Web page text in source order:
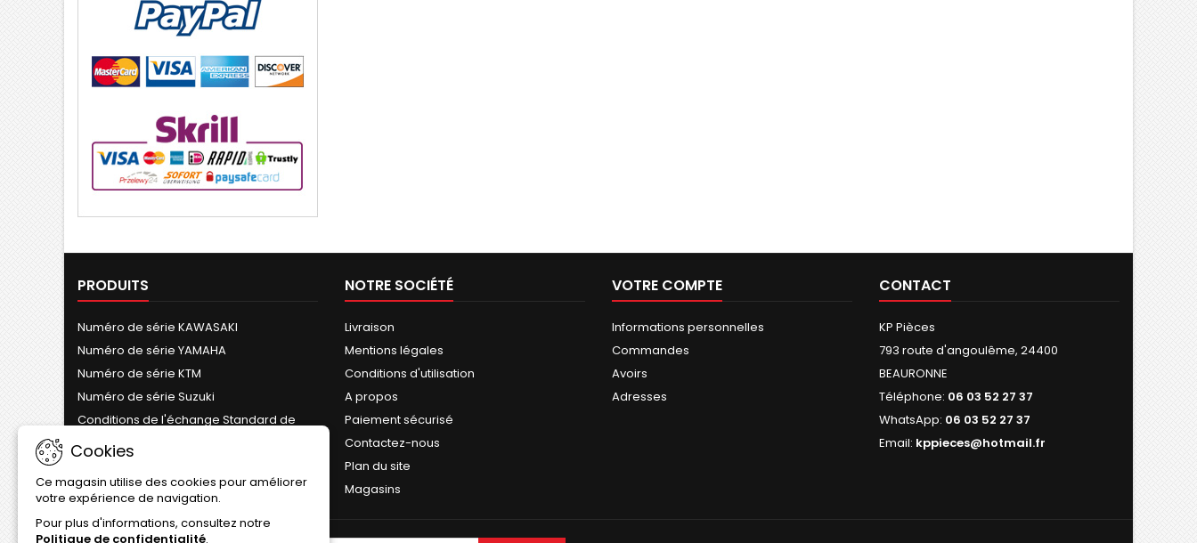
PRODUITS
Numéro de série KAWASAKI
Numéro de série YAMAHA
Numéro de série KTM
Numéro de série Suzuki
Conditions de l'échange Standard de
Cylindre
NOTRE SOCIÉTÉ
Livraison
Mentions légales
Conditions d'utilisation
A propos
Paiement sécurisé
Contactez-nous
Plan du site
Magasins
VOTRE COMPTE
Informations personnelles
Commandes
Avoirs
Adresses
CONTACT
KP Pièces
793 route d'angoulême, 24400
BEAURONNE
Téléphone: 06 03 52 27 37
WhatsApp: 06 03 52 27 37
Email: kppieces@hotmail.fr
Cookies
Ce magasin utilise des cookies pour améliorer
votre expérience de navigation.
Pour plus d'informations, consultez notre
Politique de confidentialité.